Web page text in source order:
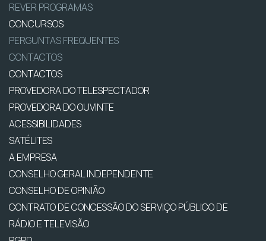
REVER PROGRAMAS
CONCURSOS
PERGUNTAS FREQUENTES
CONTACTOS
CONTACTOS
PROVEDORA DO TELESPECTADOR
PROVEDORA DO OUVINTE
ACESSIBILIDADES
SATÉLITES
A EMPRESA
CONSELHO GERAL INDEPENDENTE
CONSELHO DE OPINIÃO
CONTRATO DE CONCESSÃO DO SERVIÇO PÚBLICO DE
RÁDIO E TELEVISÃO